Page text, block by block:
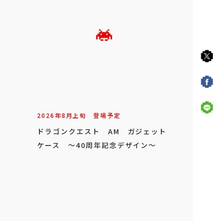
2026年8月上旬 登場予定
ドラゴンクエスト AM ガジェット
ケース ～40周年記念デザイン～